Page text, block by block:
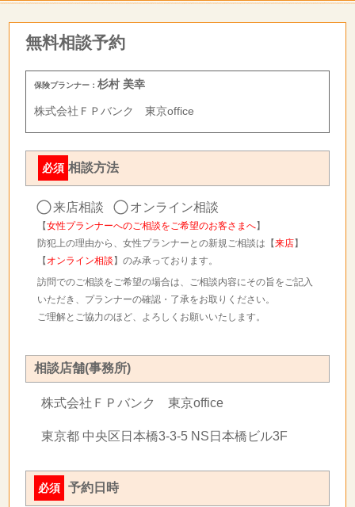
無料相談予約
保険プランナー：杉村 美幸
株式会社ＦＰバンク 東京office
必須 相談方法
来店相談 オンライン相談
【女性プランナーへのご相談をご希望のお客さまへ】
防犯上の理由から、女性プランナーとの新規ご相談は【来店】
【 オンライン相談 】のみ承っております。
訪問でのご相談をご希望の場合は、ご相談内容にその旨をご記入
いただき、プランナーの確認・了承をお取りください。
ご理解とご協力のほど、よろしくお願いいたします。
相談店舗(事務所)
株式会社ＦＰバンク 東京office
東京都 中央区日本橋3-3-5 NS日本橋ビル3F
必須 予約日時